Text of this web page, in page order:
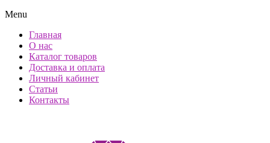
Menu
Главная
О нас
Каталог товаров
Доставка и оплата
Личный кабинет
Статьи
Контакты